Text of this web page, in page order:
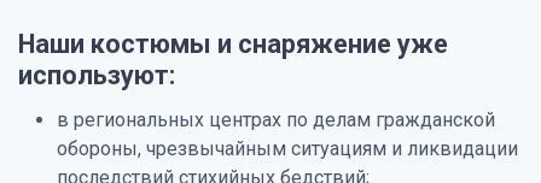
Наши костюмы и снаряжение уже
используют:
в региональных центрах по делам гражданской
обороны, чрезвычайным ситуациям и ликвидации
последствий стихийных бедствий;